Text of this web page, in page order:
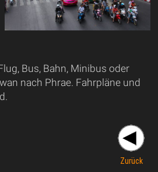
Bus, Bahn, Minibus oder
nach Phrae. Fahrpläne und
Zurück